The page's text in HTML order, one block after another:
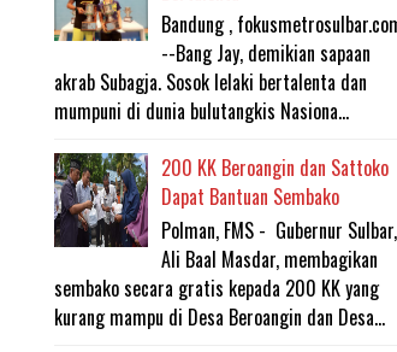
Bandung ,
--Bang Jay, demikian sapaan
akrab Subagja. Sosok lelaki bertalenta dan
mumpuni di dunia bulutangkis Nasiona...
200 KK Beroangin dan Sattoko
Dapat Bantuan Sembako
Polman, FMS - Gubernur Sulbar,
Ali Baal Masdar, membagikan
sembako secara gratis kepada 200 KK yang
kurang mampu di Desa Beroangin dan Desa...